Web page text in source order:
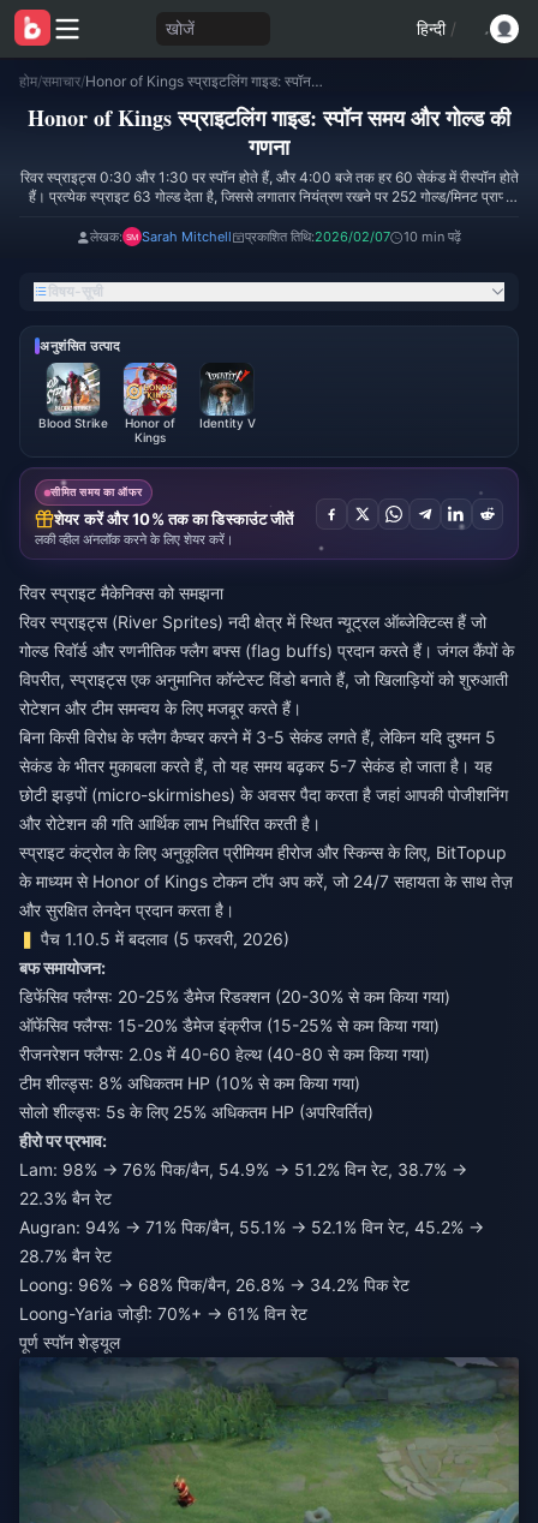
खोजें हिन्दी /
होम/समाचार/ Honor of Kings स्प्राइटलिंग गाइड: स्पॉन समय और गोल्ड की गणना
Honor of Kings स्प्राइटलिंग गाइड: स्पॉन समय और गोल्ड की
गणना
रिवर स्प्राइट्स 0:30 और 1:30 पर स्पॉन होते हैं, और 4:00 बजे तक हर 60 सेकंड में रीस्पॉन होते
हैं। प्रत्येक स्प्राइट 63 गोल्ड देता है, जिससे लगातार नियंत्रण रखने पर 252 गोल्ड/मिनट प्राप्त
बाद फ्लैग बफ्स 20-25% डैमेज रिडक्शन या 15-20% डैमेज इंक्रीज प्रदान करते हैं। Lam और
लेखक: Sarah Mitchell प्रकाशित तिथि:2026/02/07 10 min पढ़ें
विषय-सूची
अनुशंसित उत्पाद
Blood Strike
Honor of
Kings
Identity V
सीमित समय का ऑफर
शेयर करें और 10% तक का डिस्काउंट जीतें
लकी व्हील अनलॉक करने के लिए शेयर करें।
रिवर स्प्राइट मैकेनिक्स को समझना
रिवर स्प्राइट्स (River Sprites) नदी क्षेत्र में स्थित न्यूट्रल ऑब्जेक्टिव्स हैं जो
गोल्ड रिवॉर्ड और रणनीतिक फ्लैग बफ्स (flag buffs) प्रदान करते हैं। जंगल कैंपों के
विपरीत, स्प्राइट्स एक अनुमानित कॉन्टेस्ट विंडो बनाते हैं, जो खिलाड़ियों को शुरुआती
रोटेशन और टीम समन्वय के लिए मजबूर करते हैं।
बिना किसी विरोध के फ्लैग कैप्चर करने में 3-5 सेकंड लगते हैं, लेकिन यदि दुश्मन 5
सेकंड के भीतर मुकाबला करते हैं, तो यह समय बढ़कर 5-7 सेकंड हो जाता है। यह
छोटी झड़पों (micro-skirmishes) के अवसर पैदा करता है जहां आपकी पोजीशनिंग
और रोटेशन की गति आर्थिक लाभ निर्धारित करती है।
स्प्राइट कंट्रोल के लिए अनुकूलित प्रीमियम हीरोज और स्किन्स के लिए, BitTopup
के माध्यम से Honor of Kings टोकन टॉप अप करें, जो 24/7 सहायता के साथ तेज़
और सुरक्षित लेनदेन प्रदान करता है।
पैच 1.10.5 में बदलाव (5 फरवरी, 2026)
बफ समायोजन:
डिफेंसिव फ्लैग्स: 20-25% डैमेज रिडक्शन (20-30% से कम किया गया)
ऑफेंसिव फ्लैग्स: 15-20% डैमेज इंक्रीज (15-25% से कम किया गया)
रीजनरेशन फ्लैग्स: 2.0s में 40-60 हेल्थ (40-80 से कम किया गया)
टीम शील्ड्स: 8% अधिकतम HP (10% से कम किया गया)
सोलो शील्ड्स: 5s के लिए 25% अधिकतम HP (अपरिवर्तित)
हीरो पर प्रभाव:
Lam: 98% → 76% पिक/बैन, 54.9% → 51.2% विन रेट, 38.7% →
22.3% बैन रेट
Augran: 94% → 71% पिक/बैन, 55.1% → 52.1% विन रेट, 45.2% →
28.7% बैन रेट
Loong: 96% → 68% पिक/बैन, 26.8% → 34.2% पिक रेट
Loong-Yaria जोड़ी: 70%+ → 61% विन रेट
पूर्ण स्पॉन शेड्यूल